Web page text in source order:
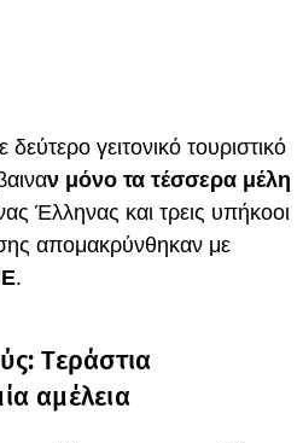
δεύτερο γειτονικό τουριστικό
ν μόνο τα τέσσερα μέλη
Έλληνας και τρεις υπήκοοι
απομακρύνθηκαν με
.
Τεράστια
αμέλεια